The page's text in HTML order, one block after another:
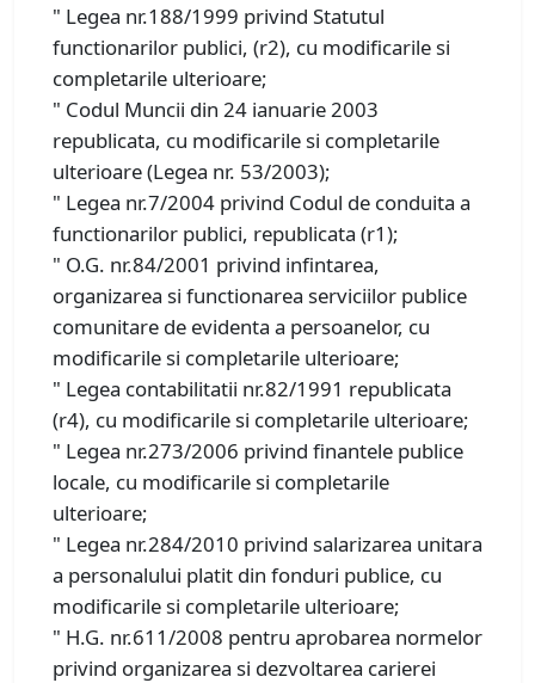
" Legea nr.188/1999 privind Statutul
functionarilor publici, (r2), cu modificarile si
completarile ulterioare;
" Codul Muncii din 24 ianuarie 2003
republicata, cu modificarile si completarile
ulterioare (Legea nr. 53/2003);
" Legea nr.7/2004 privind Codul de conduita a
functionarilor publici, republicata (r1);
" O.G. nr.84/2001 privind infintarea,
organizarea si functionarea serviciilor publice
comunitare de evidenta a persoanelor, cu
modificarile si completarile ulterioare;
" Legea contabilitatii nr.82/1991 republicata
(r4), cu modificarile si completarile ulterioare;
" Legea nr.273/2006 privind finantele publice
locale, cu modificarile si completarile
ulterioare;
" Legea nr.284/2010 privind salarizarea unitara
a personalului platit din fonduri publice, cu
modificarile si completarile ulterioare;
" H.G. nr.611/2008 pentru aprobarea normelor
privind organizarea si dezvoltarea carierei